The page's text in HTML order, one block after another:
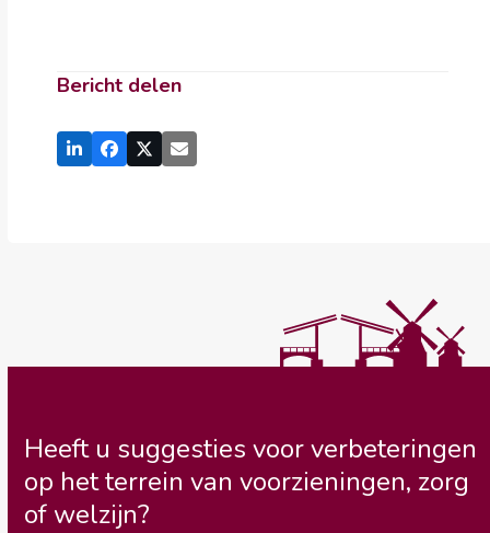
Bericht delen
Heeft u suggesties voor verbeteringen
op het terrein van voorzieningen, zorg
of welzijn?